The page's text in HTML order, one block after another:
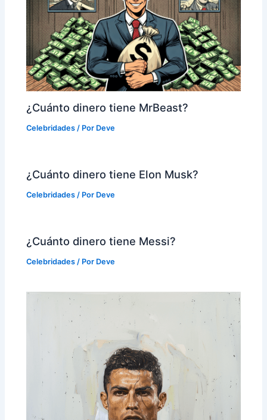
¿Cuánto dinero tiene MrBeast?
Celebridades / Por Deve
¿Cuánto dinero tiene Elon Musk?
Celebridades / Por Deve
¿Cuánto dinero tiene Messi?
Celebridades / Por Deve